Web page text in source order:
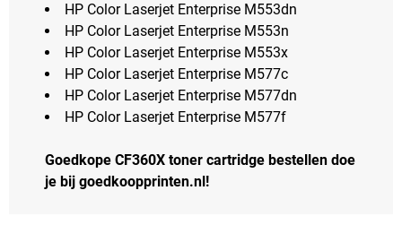
HP Color Laserjet Enterprise M553dn
HP Color Laserjet Enterprise M553n
HP Color Laserjet Enterprise M553x
HP Color Laserjet Enterprise M577c
HP Color Laserjet Enterprise M577dn
HP Color Laserjet Enterprise M577f
Goedkope CF360X toner cartridge bestellen doe
je bij goedkoopprinten.nl!